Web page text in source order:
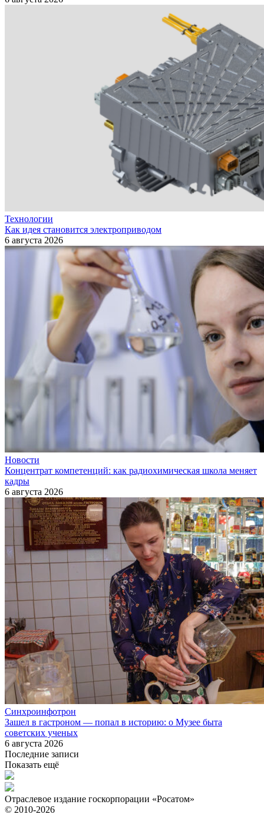
Технологии
Как идея становится электроприводом
6 августа 2026
Новости
Концентрат компетенций: как радиохимическая школа меняет
кадры
6 августа 2026
Синхроинфотрон
Зашел в гастроном — попал в историю: о Музее быта
советских ученых
6 августа 2026
Последние записи
Показать ещё
Отраслевое издание госкорпорации «Росатом»
© 2010-2026